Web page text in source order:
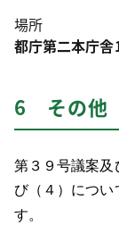
場所
都庁第二本庁舎
6 その他
第３９号議案及
び（４）につい
す。